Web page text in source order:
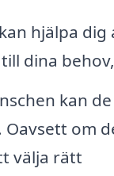
hjälpa
dina
kan
om
välja rätt